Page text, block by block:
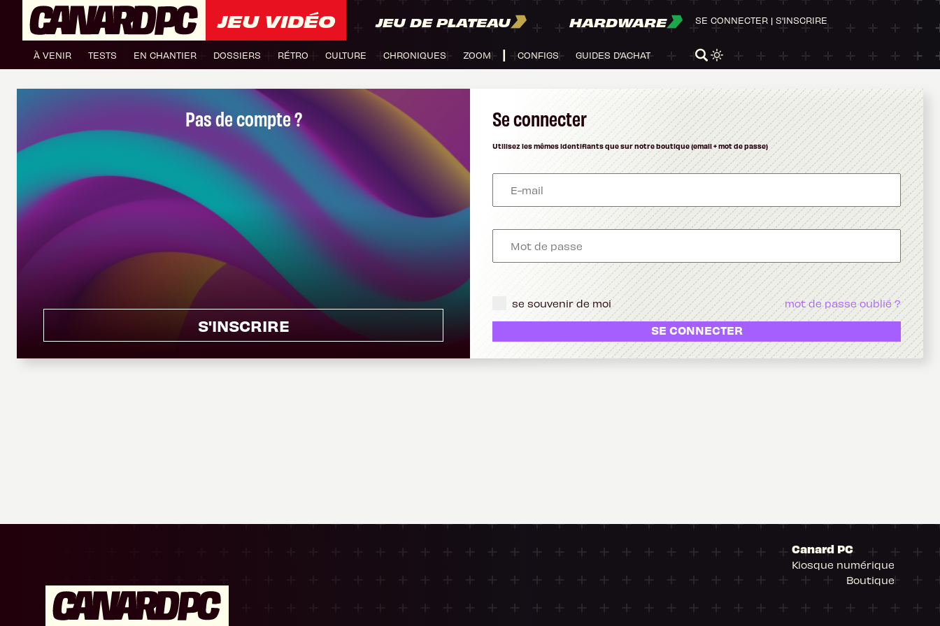
JEU VIDÉO JEU DE PLATEAU HARDWARE
À VENIR TESTS EN CHANTIER DOSSIERS RÉTRO CULTURE CHRONIQUES ZOOM CONFIGS GUIDES D'ACHAT
SE CONNECTER | S'INSCRIRE
Pas de compte ?
S'INSCRIRE
Se connecter
Utilisez les mêmes identifiants que sur notre boutique (email + mot de passe)
se souvenir de moi mot de passe oublié ?
SE CONNECTER
Canard PC
Kiosque numérique
Boutique